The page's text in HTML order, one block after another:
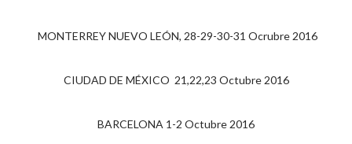
MONTERREY NUEVO LEÓN, 28-29-30-31 Ocrubre 2016
CIUDAD DE MÉXICO 21,22,23 Octubre 2016
BARCELONA 1-2 Octubre 2016